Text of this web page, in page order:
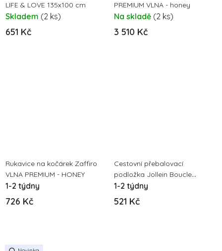
LIFE & LOVE 135x100 cm
Skladem (2 ks)
651 Kč
PREMIUM VLNA - honey
Na skladě (2 ks)
3 510 Kč
Rukavice na kočárek Zaffiro
VLNA PREMIUM - HONEY
1-2 týdny
726 Kč
Cestovní přebalovací
podložka Jollein Boucle
Biscuit
1-2 týdny
521 Kč